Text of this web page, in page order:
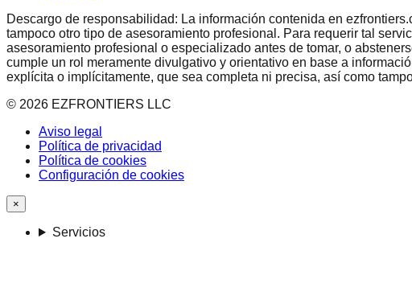
Descargo de responsabilidad: La información contenida en
tampoco otro tipo de asesoramiento profesional. Para requerir tal
asesoramiento profesional o especializado antes de tomar, o
cumple un rol meramente divulgativo y orientativo en base a
explícita o implícitamente, que sea completa ni precisa, así como
© 2026 EZFRONTIERS LLC
Aviso legal
Política de privacidad
Política de cookies
Configuración de cookies
×
Servicios